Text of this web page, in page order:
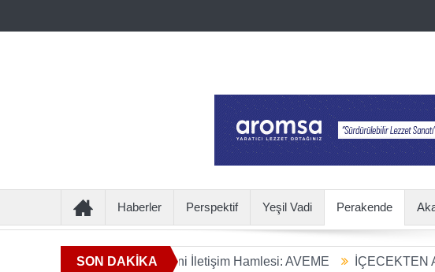
Haberler Perspektif Yeşil Vadi Perakende
SON DAKİKA
Ötesine Geçen Yeni İletişim Hamlesi: AVEME İÇECEKTEN ARA